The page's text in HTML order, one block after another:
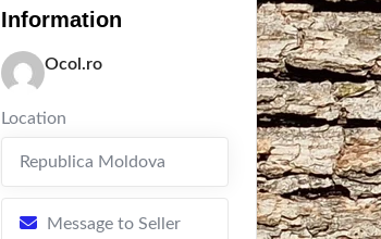
Information
Ocol.ro
Location
Republica Moldova
Message to Seller